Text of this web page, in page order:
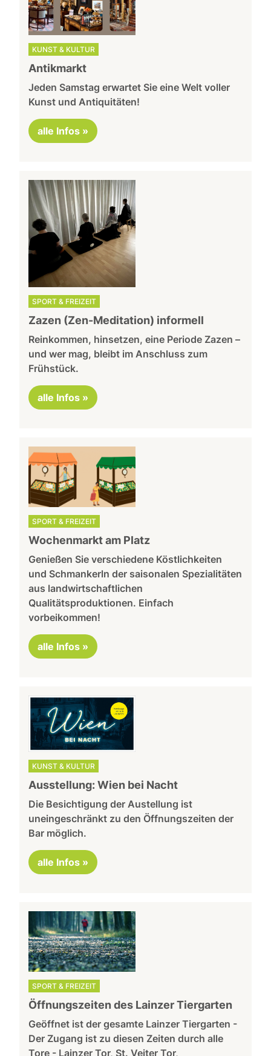
KUNST & KULTUR
Antikmarkt
Jeden Samstag erwartet Sie eine Welt voller
Kunst und Antiquitäten!
alle Infos »
SPORT & FREIZEIT
Zazen (Zen-Meditation) informell
Reinkommen, hinsetzen, eine Periode Zazen –
und wer mag, bleibt im Anschluss zum
Frühstück.
alle Infos »
SPORT & FREIZEIT
Wochenmarkt am Platz
Genießen Sie verschiedene Köstlichkeiten
und Schmankerln der saisonalen Spezialitäten
aus landwirtschaftlichen
Qualitätsproduktionen. Einfach
vorbeikommen!
alle Infos »
KUNST & KULTUR
Ausstellung: Wien bei Nacht
Die Besichtigung der Austellung ist
uneingeschränkt zu den Öffnungszeiten der
Bar möglich.
alle Infos »
SPORT & FREIZEIT
Öffnungszeiten des Lainzer Tiergarten
Geöffnet ist der gesamte Lainzer Tiergarten -
Der Zugang ist zu diesen Zeiten durch alle
Tore - Lainzer Tor, St. Veiter Tor,